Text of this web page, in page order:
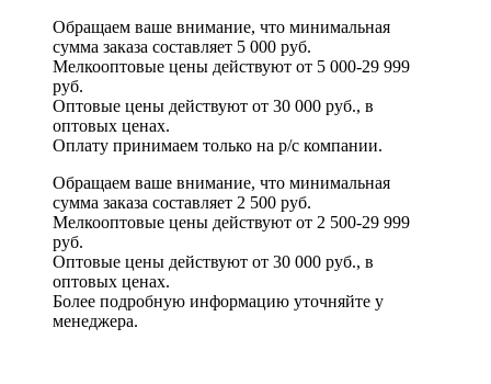
Обращаем ваше внимание, что минимальная
сумма заказа составляет 5 000 руб.
Мелкооптовые цены действуют от 5 000-29 999
руб.
Оптовые цены действуют от 30 000 руб., в
оптовых ценах.
Оплату принимаем только на р/с компании.
Обращаем ваше внимание, что минимальная
сумма заказа составляет 2 500 руб.
Мелкооптовые цены действуют от 2 500-29 999
руб.
Оптовые цены действуют от 30 000 руб., в
оптовых ценах.
Более подробную информацию уточняйте у
менеджера.